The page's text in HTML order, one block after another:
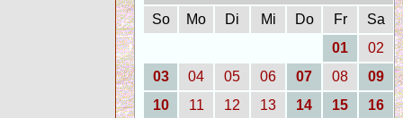
So
Mo Di Mi Do Fr
Sa
01
02
03
04 05 06 07 08
09
10
11 12 13 14 15
16